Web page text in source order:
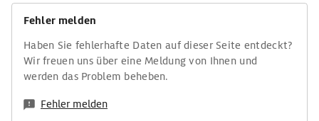
Fehler melden
Haben Sie fehlerhafte Daten auf dieser Seite entdeckt?
Wir freuen uns über eine Meldung von Ihnen und
werden das Problem beheben.
Fehler melden